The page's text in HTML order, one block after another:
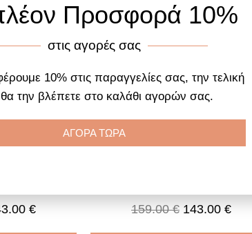
1792012
€
159.00€ 143.00 €
Προσφορά 10%
στις αγορές σας
10% στις παραγγελίες σας, την τελική
θα την βλέπετε στο καλάθι αγορών σας.
ΑΓΟΡΑ ΤΩΡΑ